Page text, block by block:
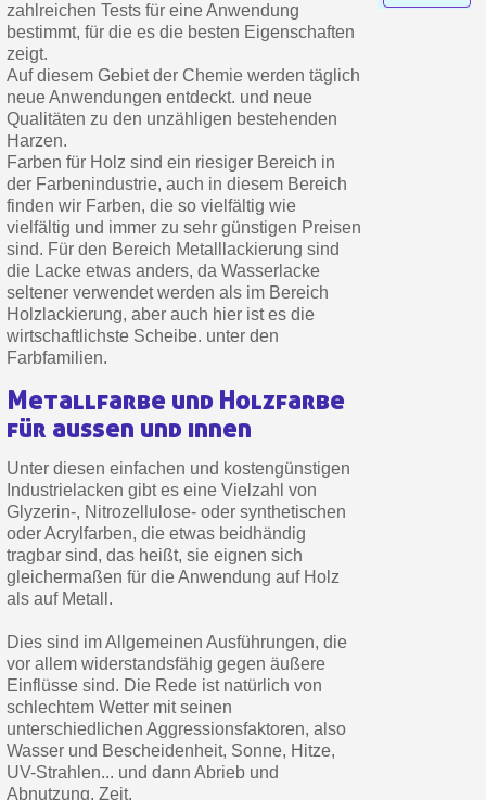
Zahlung in 4x gebührenfrei
Teilen Sie Ihre Kreationen und
Rücksendung von
Zahlung in 4x gebührenfrei
Teilen Sie Ihre Kreationen und
Sammeln Sie mit jeder
zahlreichen Tests für eine Anwendung
bestimmt, für die es die besten Eigenschaften
zeigt.
Auf diesem Gebiet der Chemie werden täglich
neue Anwendungen entdeckt. und neue
Qualitäten zu den unzähligen bestehenden
Harzen.
Farben für Holz sind ein riesiger Bereich in
der Farbenindustrie, auch in diesem Bereich
finden wir Farben, die so vielfältig wie
vielfältig und immer zu sehr günstigen Preisen
sind. Für den Bereich Metalllackierung sind
die Lacke etwas anders, da Wasserlacke
seltener verwendet werden als im Bereich
Holzlackierung, aber auch hier ist es die
wirtschaftlichste Scheibe. unter den
Farbfamilien.
Metallfarbe und Holzfarbe
für außen und innen
Unter diesen einfachen und kostengünstigen
Industrielacken gibt es eine Vielzahl von
Glyzerin-, Nitrozellulose- oder synthetischen
oder Acrylfarben, die etwas beidhändig
tragbar sind, das heißt, sie eignen sich
gleichermaßen für die Anwendung auf Holz
als auf Metall.
Dies sind im Allgemeinen Ausführungen, die
vor allem widerstandsfähig gegen äußere
Einflüsse sind. Die Rede ist natürlich von
schlechtem Wetter mit seinen
unterschiedlichen Aggressionsfaktoren, also
Wasser und Bescheidenheit, Sonne, Hitze,
UV-Strahlen... und dann Abrieb und
Abnutzung. Zeit.